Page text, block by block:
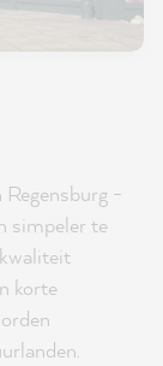
-
simpeler te
korte